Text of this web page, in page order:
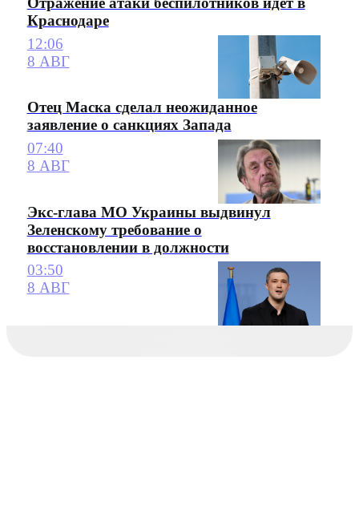
Краснодаре
12:06
8 АВГ
Отец Маска сделал неожиданное
заявление о санкциях Запада
07:40
8 АВГ
Экс-глава МО Украины выдвинул
Зеленскому требование о
восстановлении в должности
03:50
8 АВГ